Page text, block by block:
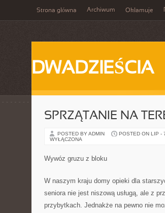
Strona główna Archiwum Okłamuje
DWADZIEŚCIA
SPRZĄTANIE NA
POSTED BY ADMIN POSTED ON LIP -
WYŁĄCZONA
Wywóz gruzu z bloku
W naszym kraju domy opieki dla
seniora nie jest niszową usługą, ale z
przybytkach. Jednakże na pewno nie